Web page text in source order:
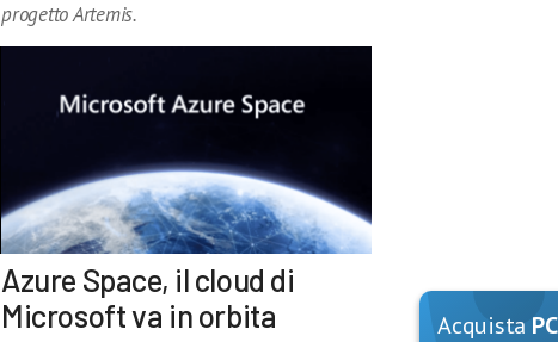
progetto Artemis.
Azure Space, il cloud di
Microsoft va in orbita
Acquista PC